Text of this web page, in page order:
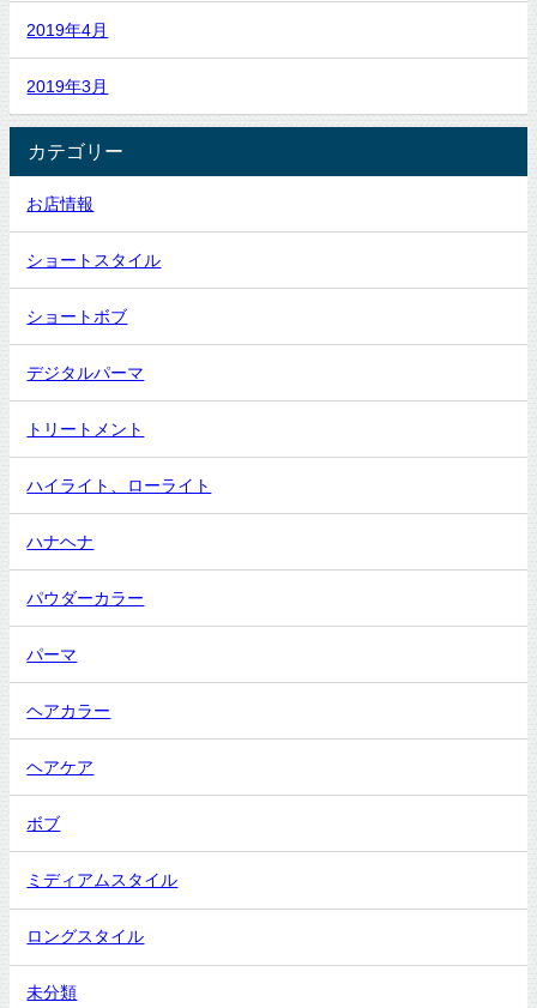
2019年4月
2019年3月
カテゴリー
お店情報
ショートスタイル
ショートボブ
デジタルパーマ
トリートメント
ハイライト、ローライト
ハナヘナ
パウダーカラー
パーマ
ヘアカラー
ヘアケア
ボブ
ミディアムスタイル
ロングスタイル
未分類